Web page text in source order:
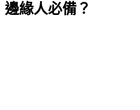
邊緣人必備？